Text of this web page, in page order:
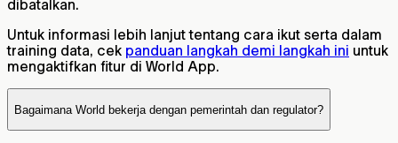
dibatalkan.
Untuk informasi lebih lanjut tentang cara ikut serta dalam
training data, cek panduan langkah demi langkah ini untuk
mengaktifkan fitur di World App.
Bagaimana World bekerja dengan pemerintah dan regulator?